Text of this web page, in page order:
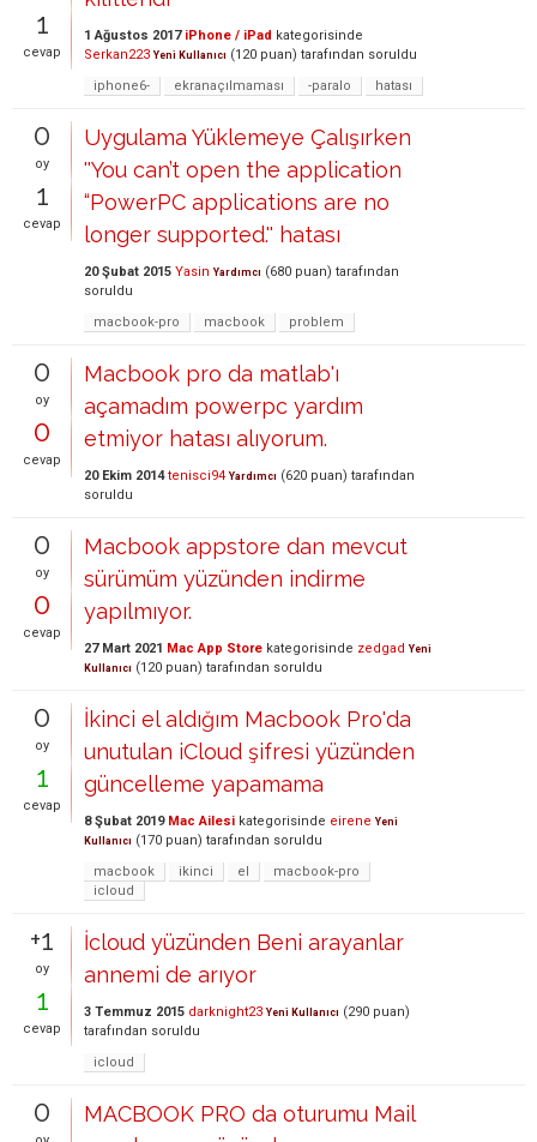
1
cevap
1 Ağustos 2017 iPhone / iPad kategorisinde
Serkan223 Yeni Kullanıcı (120 puan) tarafından soruldu
iphone6-
ekranaçılmaması -paralo hatası
0
oy
1
cevap
Uygulama Yüklemeye Çalışırken
''You can’t open the application
“PowerPC applications are no
longer supported.'' hatası
20 Şubat 2015 Yasin Yardımcı (680 puan) tarafından
soruldu
macbook-pro
macbook problem
0
oy
0
cevap
Macbook pro da matlab'ı
açamadım powerpc yardım
etmiyor hatası alıyorum.
20 Ekim 2014 tenisci94 Yardımcı (620 puan) tarafından
soruldu
0
oy
0
cevap
Macbook appstore dan mevcut
sürümüm yüzünden indirme
yapılmıyor.
27 Mart 2021 Mac App Store kategorisinde zedgad Yeni
Kullanıcı (120 puan) tarafından soruldu
0
oy
1
cevap
İkinci el aldığım Macbook Pro'da
unutulan iCloud şifresi yüzünden
güncelleme yapamama
8 Şubat 2019 Mac Ailesi kategorisinde eirene Yeni
Kullanıcı (170 puan) tarafından soruldu
macbook
ikinci el
macbook-pro
icloud
+1
oy
1
cevap
İcloud yüzünden Beni arayanlar
annemi de arıyor
3 Temmuz 2015 darknight23 Yeni Kullanıcı (290 puan)
tarafından soruldu
icloud
0
MACBOOK PRO da oturumu Mail